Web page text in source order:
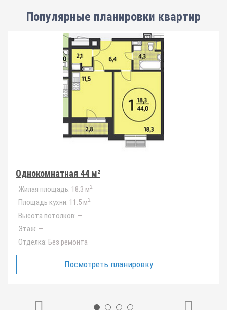
Популярные планировки квартир
Однокомнатная 44 м²
Жилая площадь: 18.3 м2
Площадь кухни: 11.5 м2
Высота потолков: —
Этаж: —
Отделка: Без ремонта
Посмотреть планировку